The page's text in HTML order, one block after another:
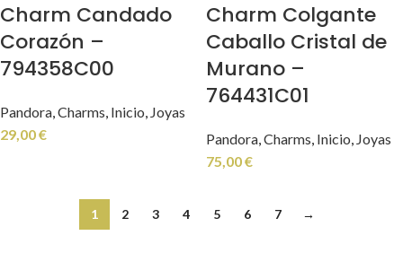
Charm Candado
Corazón –
794358C00
Pandora,Charms, Inicio, Joyas
29,00€
Charm Colgante
Caballo Cristal de
Murano –
764431C01
Pandora,Charms, Inicio, Joyas
75,00€
1 2 3 4 5 6 7 →